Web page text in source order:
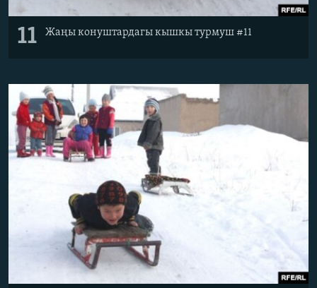
11 Жаңы конуштардагы кышкы турмуш #11